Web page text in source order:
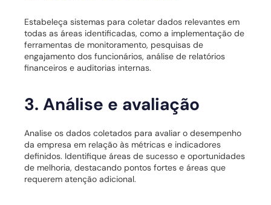
Estabeleça sistemas para coletar dados relevantes em
todas as áreas identificadas, como a implementação de
ferramentas de monitoramento, pesquisas de
engajamento dos funcionários, análise de relatórios
financeiros e auditorias internas.
3. Análise e avaliação
Analise os dados coletados para avaliar o desempenho
da empresa em relação às métricas e indicadores
definidos. Identifique áreas de sucesso e oportunidades
de melhoria, destacando pontos fortes e áreas que
requerem atenção adicional.